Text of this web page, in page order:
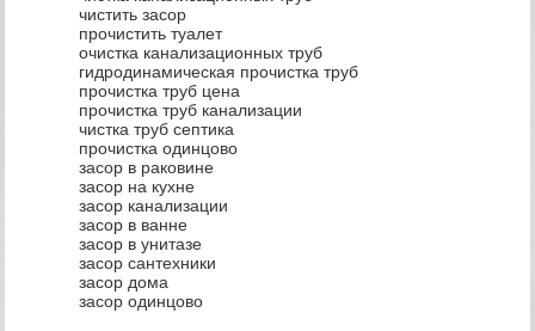
чистить засор
прочистить туалет
очистка канализационных труб
гидродинамическая прочистка труб
прочистка труб цена
прочистка труб канализации
чистка труб септика
прочистка одинцово
засор в раковине
засор на кухне
засор канализации
засор в ванне
засор в унитазе
засор сантехники
засор дома
засор одинцово